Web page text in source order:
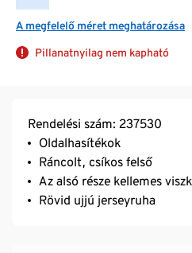
A megfelelő méret meghatározása
Pillanatnyilag nem kapható
Rendelési szám: 237530
Oldalhasítékok
Ráncolt, csíkos felső
Az alsó része kellemes
Rövid ujjú jerseyruha